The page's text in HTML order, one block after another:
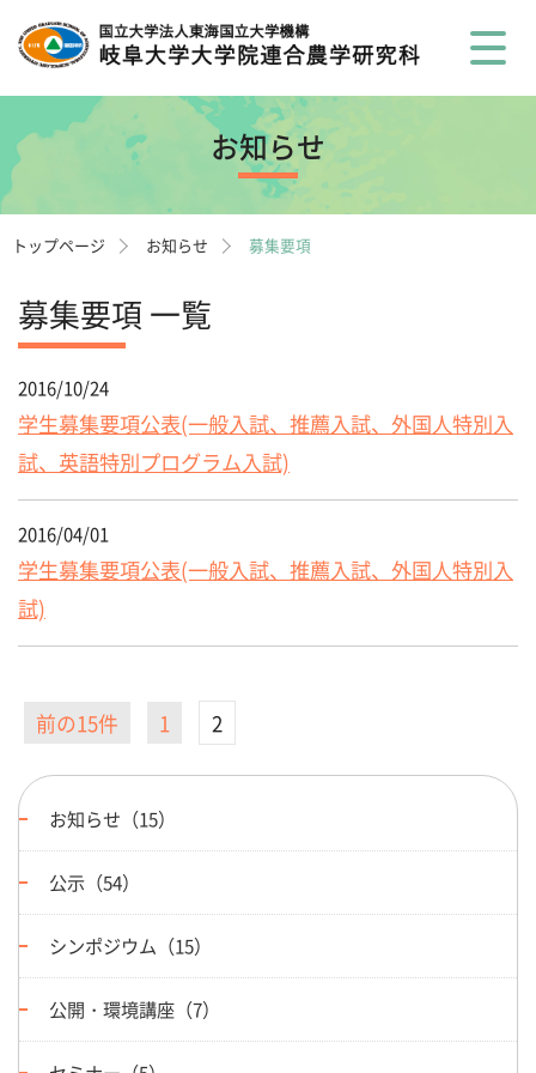
お知らせ
トップページ お知らせ 募集要項
募集要項 一覧
2016/10/24
学生募集要項公表(一般入試、推薦入試、外国人特別入
試、英語特別プログラム入試)
2016/04/01
学生募集要項公表(一般入試、推薦入試、外国人特別入
試)
前の15件 1 2
お知らせ（15）
公示（54）
シンポジウム（15）
公開・環境講座（7）